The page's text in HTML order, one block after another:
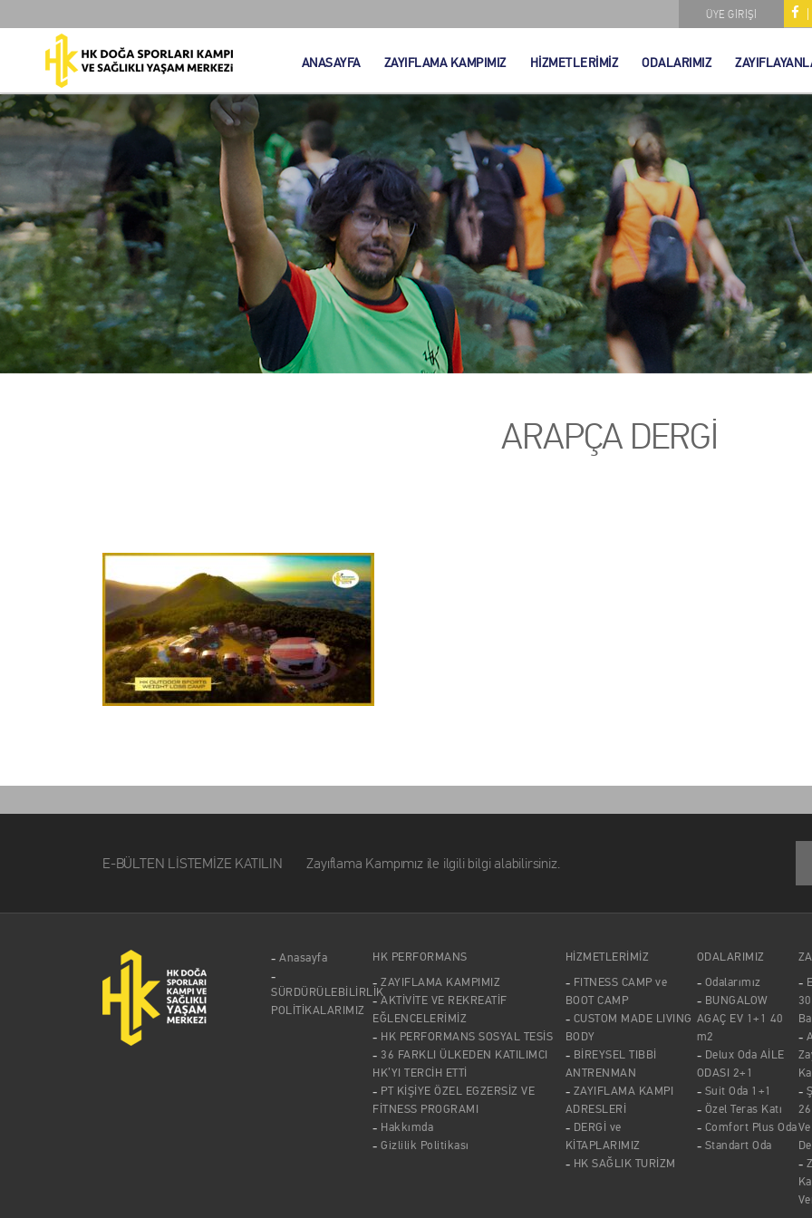
|
ÜYE GİRİŞİ
ANASAYFA ZAYIFLAMA KAMPIMIZ HİZMETLERİMİZ ODALARIMIZ
ARAPÇA DERGİ
E-BÜLTEN LİSTEMİZE KATILIN Zayıflama Kampımız ile ilgili bilgi alabilirsiniz.
Anasayfa
SÜRDÜRÜLEBİLİRLİK
POLİTİKALARIMIZ
HK PERFORMANS
ZAYIFLAMA KAMPIMIZ
AKTİVİTE VE REKREATİF
EĞLENCELERİMİZ
HK PERFORMANS SOSYAL TESİS
36 FARKLI ÜLKEDEN KATILIMCI
HK’YI TERCİH ETTİ
PT KİŞİYE ÖZEL EGZERSİZ VE
FİTNESS PROGRAMI
Hakkımda
Gizlilik Politikası
HİZMETLERİMİZ
FITNESS CAMP ve
BOOT CAMP
CUSTOM MADE LIVING
BODY
BİREYSEL TIBBİ
ANTRENMAN
ZAYIFLAMA KAMPI
ADRESLERİ
DERGİ ve
KİTAPLARIMIZ
HK SAĞLIK TURİZM
ODALARIMIZ
Odalarımız
BUNGALOW
AGAÇ EV 1+1 40
m2
Delux Oda AİLE
ODASI 2+1
Suit Oda 1+1
Özel Teras Katı
Comfort Plus Oda
Standart Oda